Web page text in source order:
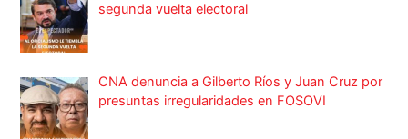
segunda vuelta electoral
CNA denuncia a Gilberto Ríos y Juan Cruz por
presuntas irregularidades en FOSOVI